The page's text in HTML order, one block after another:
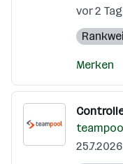
vor 2
Merken
25.7.2026